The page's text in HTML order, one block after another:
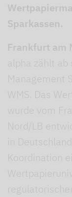
Sparkassen.
Frankfurt am
alpha zählt
Management
WMS. Das
wurde vom
Nord/LB
in
Koordination